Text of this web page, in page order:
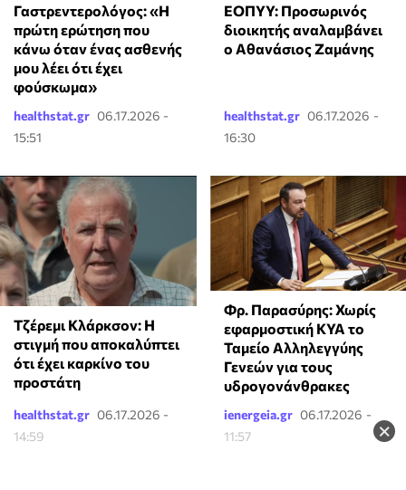
×
Γαστρεντερολόγος: «Η
πρώτη ερώτηση που
κάνω όταν ένας ασθενής
μου λέει ότι έχει
φούσκωμα»
healthstat.gr 06.17.2026 -
15:51
ΕΟΠΥΥ: Προσωρινός
διοικητής αναλαμβάνει
ο Αθανάσιος Ζαμάνης
healthstat.gr 06.17.2026 -
16:30
Τζέρεμι Κλάρκσον: Η
στιγμή που αποκαλύπτει
ότι έχει καρκίνο του
προστάτη
healthstat.gr 06.17.2026 -
14:59
Φρ. Παρασύρης: Χωρίς
εφαρμοστική ΚΥΑ το
Ταμείο Αλληλεγγύης
Γενεών για τους
υδρογονάνθρακες
ienergeia.gr 06.17.2026 -
11:57